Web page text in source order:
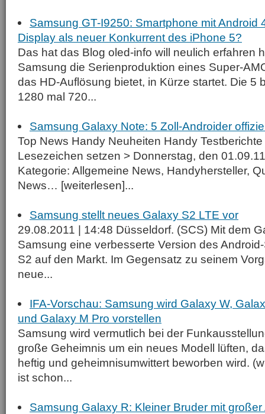
Samsung GT-I9250: Smartphone mit Android
Display als neuer Konkurrent des iPhone 5?
Das hat das Blog oled-info will neulich erfahren
Samsung die Serienproduktion eines Super-
das HD-Auflösung bietet, in Kürze startet. Die 5
1280 mal 720...
Samsung Galaxy Note: 5 Zoll-Androider
Top News Handy Neuheiten Handy
Lesezeichen setzen > Donnerstag, den
Kategorie: Allgemeine News, Handyhersteller,
News… [weiterlesen]...
Samsung stellt neues Galaxy S2 LTE vor
29.08.2011 | 14:48 Düsseldorf. (SCS) Mit dem
Samsung eine verbesserte Version des
S2 auf den Markt. Im Gegensatz zu seinem
neue...
IFA-Vorschau: Samsung wird Galaxy W,
und Galaxy M Pro vorstellen
Samsung wird vermutlich bei der
große Geheimnis um ein neues Modell lüften,
heftig und geheimnisumwittert beworben wird.
ist schon...
Samsung Galaxy R: Kleiner Bruder mit